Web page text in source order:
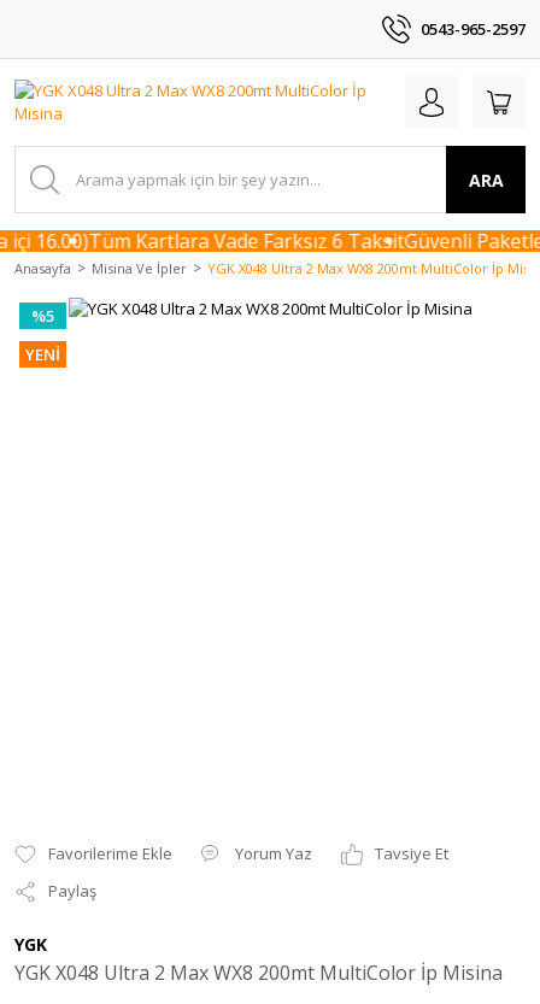
0543-965-2597
ARA
16.00)Tüm Kartlara Vade Farksız 6 TaksitGüvenli
Anasayfa Misina Ve İpler YGK X048 Ultra 2 Max WX8 200mt MultiColor İp
%5
YENİ
Yorum Yaz
Tavsiye Et
Paylaş
YGK
YGK X048 Ultra 2 Max WX8 200mt MultiColor İp Misina